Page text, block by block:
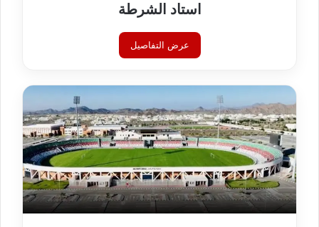
استاد الشرطة
عرض التفاصيل